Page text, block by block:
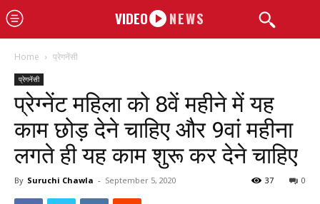
VIDEO NEWS
Home प्रेगनेंसी
प्रेगनेंसी
प्रेग्नेंट महिला को 8वें महीने में यह
काम छोड़ देने चाहिए और 9वां महीना
लगते ही यह काम शुरू कर देने चाहिए
By Suruchi Chawla - September 5, 2020 0
37